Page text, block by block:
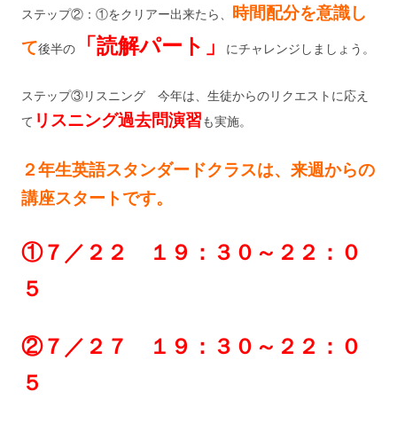
ステップ②：①をクリアー出来たら、
時間配分を意識し
て後半の 「読解パート」 にチャレンジしましょう。
ステップ③リスニング 今年は、生徒からのリクエストに応え
て リスニング過去問演習も実施。
２年生英語スタンダードクラスは、来週からの
講座スタートです。
①７／２２ １９：３０～２２：０
５
②７／２７ １９：３０～２２：０
５